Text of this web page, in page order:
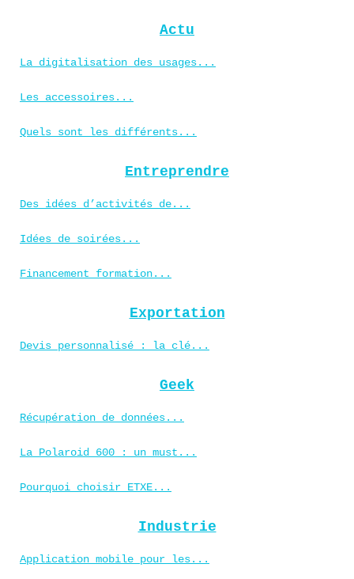
Actu
La digitalisation des usages...
Les accessoires...
Quels sont les différents...
Entreprendre
Des idées d’activités de...
Idées de soirées...
Financement formation...
Exportation
Devis personnalisé : la clé...
Geek
Récupération de données...
La Polaroid 600 : un must...
Pourquoi choisir ETXE...
Industrie
Application mobile pour les...